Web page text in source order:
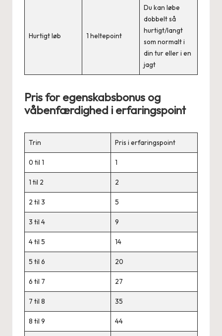
Hurtigt løb 1 heltepoint
Du kan løbe
dobbelt så
hurtigt/langt
som normalt i
din tur eller i en
jagt
Pris for egenskabsbonus og
våbenfærdighed i erfaringspoint
Trin Pris i erfaringspoint
0 til 1 1
1 til 2 2
2 til 3 5
3 til 4 9
4 til 5 14
5 til 6 20
6 til 7 27
7 til 8 35
8 til 9 44